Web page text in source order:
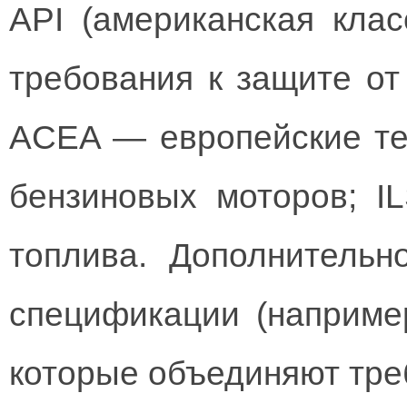
API (американская
требования к защите
ACEA — европейские
бензиновых моторов;
топлива.
спецификации
которые объединяют